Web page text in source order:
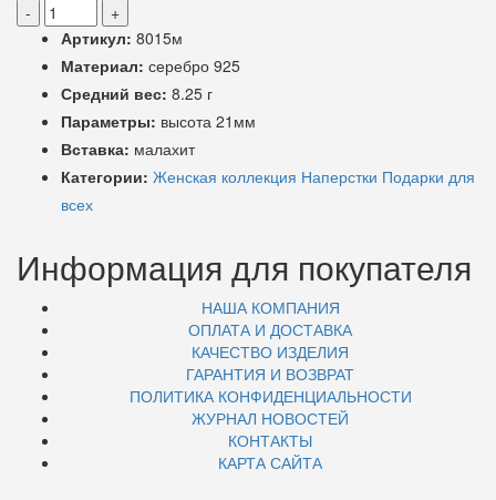
-
+
Артикул: 8015м
Материал: серебро 925
Средний вес: 8.25 г
Параметры: высота 21мм
Вставка: малахит
Категории: Женская коллекция Наперстки Подарки для
всех
Информация для покупателя
НАША КОМПАНИЯ
ОПЛАТА И ДОСТАВКА
КАЧЕСТВО ИЗДЕЛИЯ
ГАРАНТИЯ И ВОЗВРАТ
ПОЛИТИКА КОНФИДЕНЦИАЛЬНОСТИ
ЖУРНАЛ НОВОСТЕЙ
КОНТАКТЫ
КАРТА САЙТА